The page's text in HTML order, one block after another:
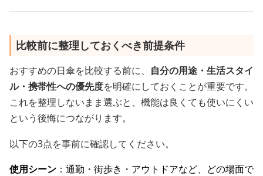
比較前に整理しておくべき前提条件
おすすめの日傘を比較する前に、 自分の用途・生活スタイ
ル・携帯性への優先度を明確にしておくことが重要です。
これを整理しないまま選ぶと、機能は良くても使いにくい
という後悔につながります。
以下の3点を事前に確認してください。
使用シーン ：通勤・街歩き・アウトドアなど、どの場面で